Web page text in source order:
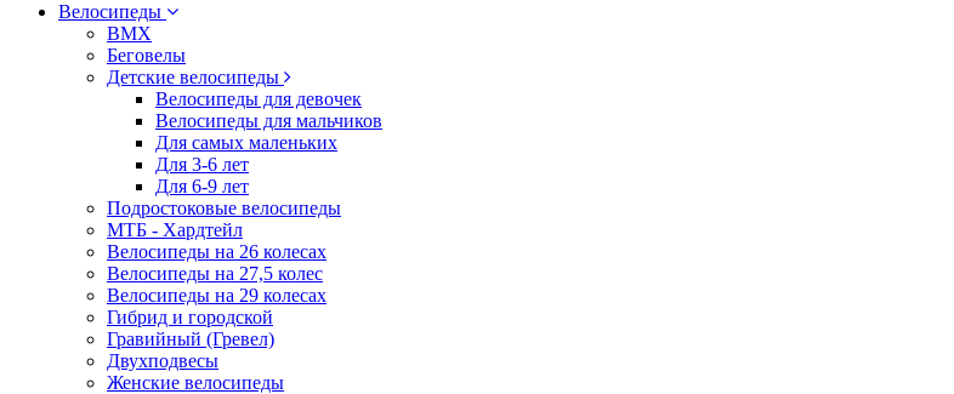
Велосипеды
BMX
Беговелы
Детские велосипеды
Велосипеды для девочек
Велосипеды для мальчиков
Для самых маленьких
Для 3-6 лет
Для 6-9 лет
Подростоковые велосипеды
МТБ - Хардтейл
Велосипеды на 26 колесах
Велосипеды на 27,5 колес
Велосипеды на 29 колесах
Гибрид и городской
Гравийный (Гревел)
Двухподвесы
Женские велосипеды